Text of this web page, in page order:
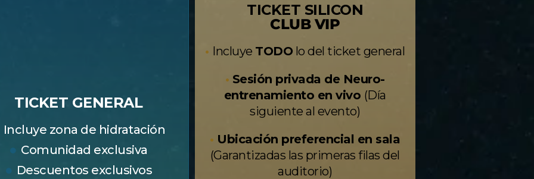
TICKET GENERAL
Incluye zona de hidratación
Comunidad exclusiva
Descuentos exclusivos
TICKET SILICON
CLUB VIP
• Incluye TODO lo del ticket general
• Sesión privada de Neuro-
entrenamiento en vivo (Día
siguiente al evento)
• Ubicación preferencial en sala
(Garantizadas las primeras filas del
auditorio)